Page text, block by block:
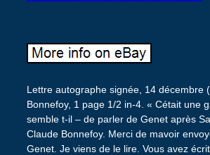
Lettre autographe signée, 14 décembre
Bonnefoy, 1 page 1/2 in-4. « Cétait une
semble t-il – de parler de Genet après
Claude Bonnefoy. Merci de mavoir
Genet. Je viens de le lire. Vous avez